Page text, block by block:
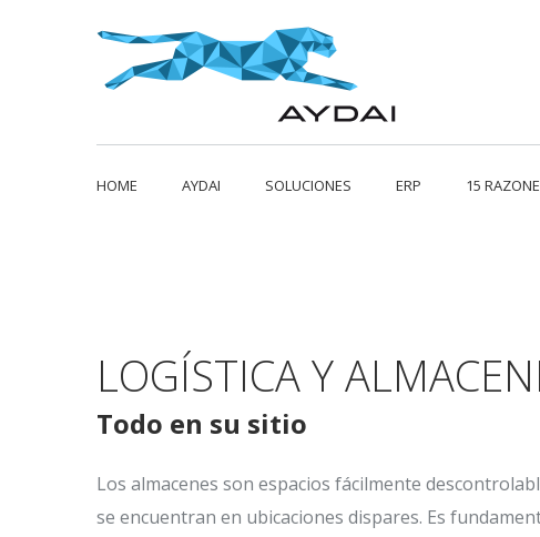
HOME AYDAI SOLUCIONES ERP 15
LOGÍSTICA Y
Todo en su sitio
Los almacenes son espacios fácilmente
se encuentran en ubicaciones dispares. Es